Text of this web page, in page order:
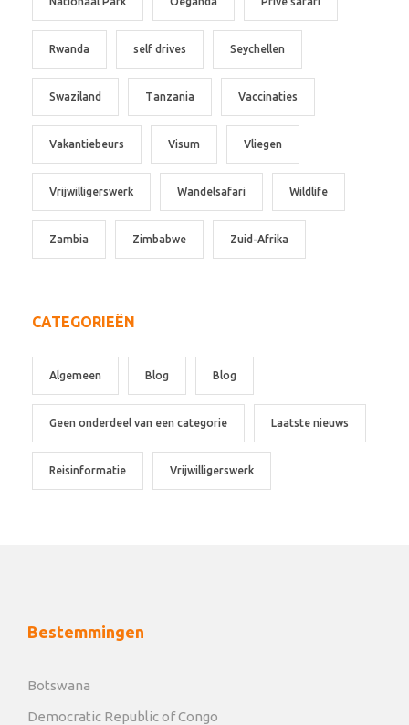
Rwanda self drives Seychellen
Swaziland Tanzania Vaccinaties
Vakantiebeurs Visum Vliegen
Vrijwilligerswerk Wandelsafari Wildlife
Zambia Zimbabwe Zuid-Afrika
CATEGORIEËN
Algemeen Blog Blog
Geen onderdeel van een categorie Laatste nieuws
Reisinformatie Vrijwilligerswerk
Bestemmingen
Botswana
Democratic Republic of Congo